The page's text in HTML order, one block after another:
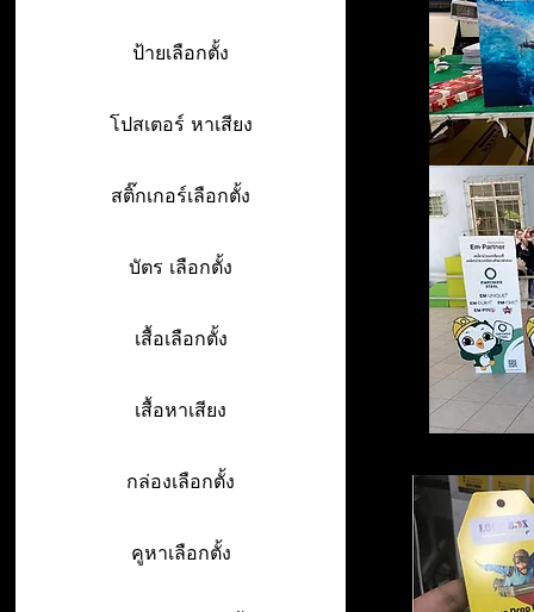
ป้ายเลือกตั้ง
โปสเตอร์ หาเสียง
สติ๊กเกอร์เลือกตั้ง
บัตร เลือกตั้ง
เสื้อเลือกตั้ง
เสื้อหาเสียง
กล่องเลือกตั้ง
คูหาเลือกตั้ง